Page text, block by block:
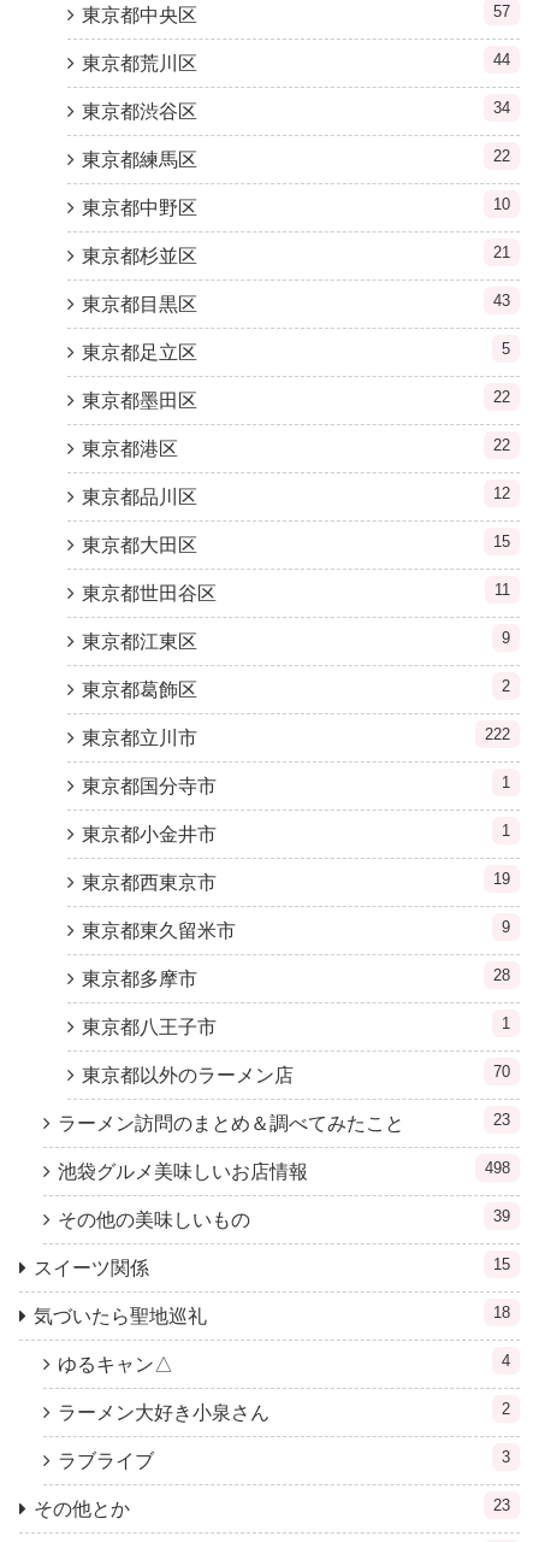
東京都中央区 57
東京都荒川区 44
東京都渋谷区 34
東京都練馬区 22
東京都中野区 10
東京都杉並区 21
東京都目黒区 43
東京都足立区 5
東京都墨田区 22
東京都港区 22
東京都品川区 12
東京都大田区 15
東京都世田谷区 11
東京都江東区 9
東京都葛飾区 2
東京都立川市 222
東京都国分寺市 1
東京都小金井市 1
東京都西東京市 19
東京都東久留米市 9
東京都多摩市 28
東京都八王子市 1
東京都以外のラーメン店 70
ラーメン訪問のまとめ＆調べてみたこと 23
池袋グルメ美味しいお店情報 498
その他の美味しいもの 39
スイーツ関係 15
気づいたら聖地巡礼 18
ゆるキャン△ 4
ラーメン大好き小泉さん 2
ラブライブ 3
その他とか 23